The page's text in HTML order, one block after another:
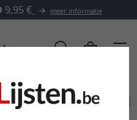
9,95 € meer informatie